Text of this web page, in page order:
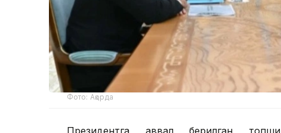
Фото: Ақорда
Президентга аввал берилган